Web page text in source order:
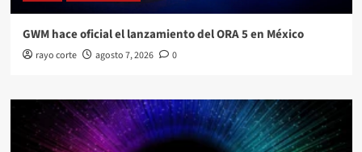
GWM hace oficial el lanzamiento del ORA 5 en México
rayo corte agosto 7, 2026 0